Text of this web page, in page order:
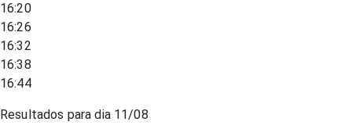
16:20
16:26
16:32
16:38
16:44
Resultados para dia 11/08